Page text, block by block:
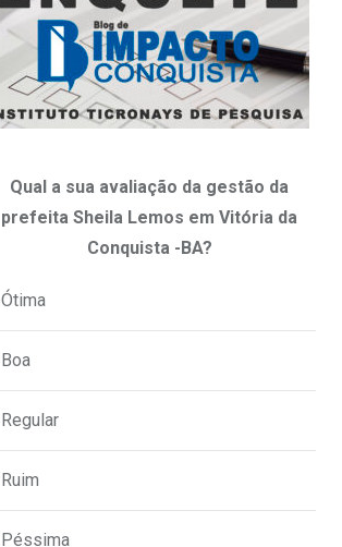
Qual a sua avaliação da gestão da
prefeita Sheila Lemos em Vitória da
Conquista -BA?
Ótima
Boa
Regular
Ruim
Péssima